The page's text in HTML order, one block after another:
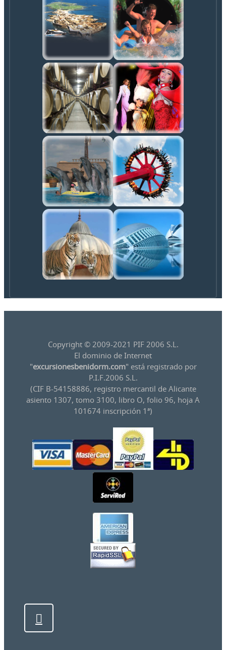
Copyright © 2009-2021 PIF 2006 S.L.
El dominio de Internet
"excursionesbenidorm.com" está registrado por
P.I.F.2006 S.L.
(CIF B-54158886, registro mercantil de Alicante
asiento 1307, tomo 3100, libro O, folio 96, hoja A
101674 inscripción 1ª)